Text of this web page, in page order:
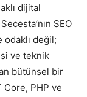
dijital
SEO
değil;
ve teknik
bütünsel bir
Core, PHP ve